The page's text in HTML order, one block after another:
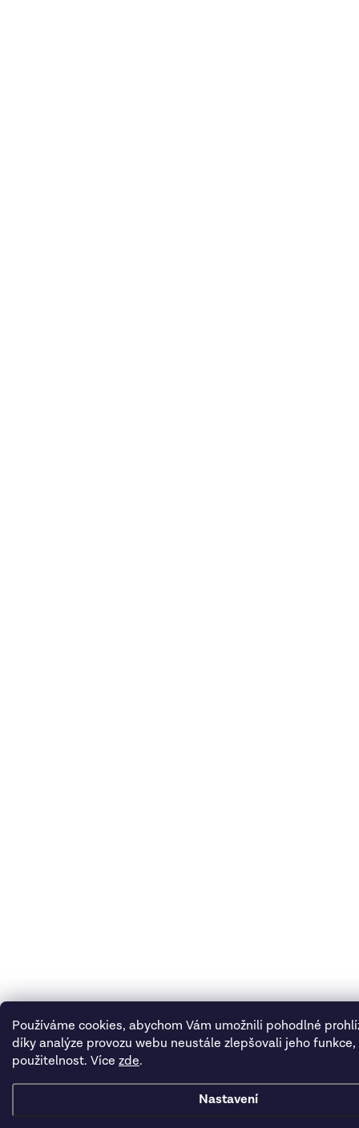
Používáme cookies, abychom Vám umožnili pohodlné
díky analýze provozu webu neustále zlepšovali jeho funkce,
použitelnost. Více zde.
Nastavení